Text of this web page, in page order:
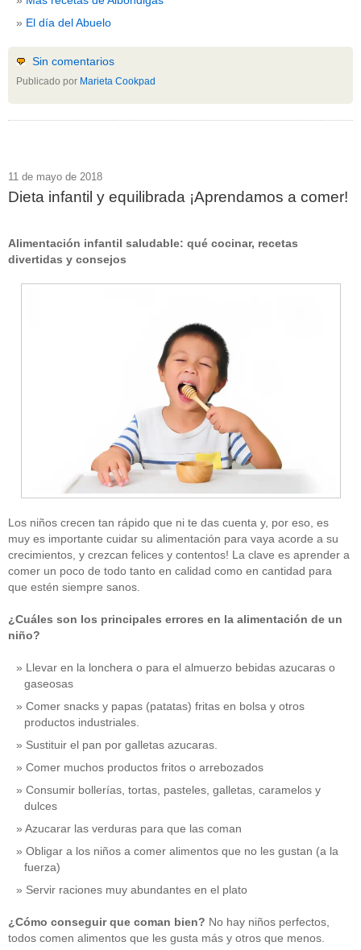
El día del Abuelo
Sin comentarios
Publicado por Marieta Cookpad
11 de mayo de 2018
Dieta infantil y equilibrada ¡Aprendamos a comer!
Alimentación infantil saludable: qué cocinar, recetas
divertidas y consejos
Los niños crecen tan rápido que ni te das cuenta y, por eso, es
muy es importante cuidar su alimentación para vaya acorde a su
crecimientos, y crezcan felices y contentos! La clave es aprender a
comer un poco de todo tanto en calidad como en cantidad para
que estén siempre sanos.
¿Cuáles son los principales errores en la alimentación de un
niño?
Llevar en la lonchera o para el almuerzo bebidas azucaras o
gaseosas
Comer snacks y papas (patatas) fritas en bolsa y otros
productos industriales.
Sustituir el pan por galletas azucaras.
Comer muchos productos fritos o arrebozados
Consumir bollerías, tortas, pasteles, galletas, caramelos y
dulces
Azucarar las verduras para que las coman
Obligar a los niños a comer alimentos que no les gustan (a la
fuerza)
Servir raciones muy abundantes en el plato
¿Cómo conseguir que coman bien? No hay niños perfectos,
todos comen alimentos que les gusta más y otros que menos.